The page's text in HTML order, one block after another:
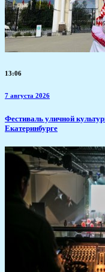
13:06
7 августа 2026
​Фестиваль уличной
Екатеринбурге